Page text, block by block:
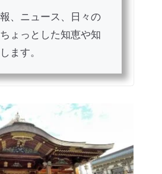
、ニュース、日々の
ょっとした知恵や知
ます。